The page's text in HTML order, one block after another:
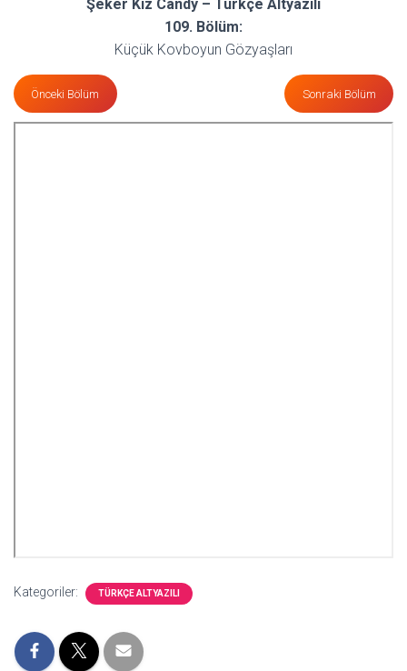
Şeker Kız Candy – Türkçe Altyazılı
109. Bölüm:
Küçük Kovboyun Gözyaşları
Önceki Bölüm Sonraki Bölüm
Kategoriler: TÜRKÇE ALTYAZILI